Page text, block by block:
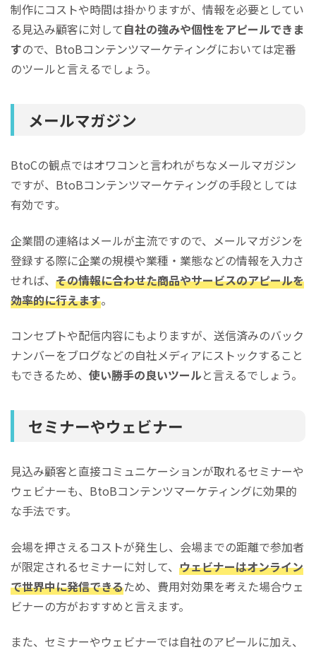
制作にコストや時間は掛かりますが、情報を必要としてい
る見込み顧客に対して自社の強みや個性をアピールできま
すので、BtoBコンテンツマーケティングにおいては定番
のツールと言えるでしょう。
メールマガジン
BtoCの観点ではオワコンと言われがちなメールマガジン
ですが、BtoBコンテンツマーケティングの手段としては
有効です。
企業間の連絡はメールが主流ですので、メールマガジンを
登録する際に企業の規模や業種・業態などの情報を入力さ
せれば、 その情報に合わせた商品やサービスのアピールを
効率的に行えます。
コンセプトや配信内容にもよりますが、送信済みのバック
ナンバーをブログなどの自社メディアにストックすること
もできるため、 使い勝手の良いツールと言えるでしょう。
セミナーやウェビナー
見込み顧客と直接コミュニケーションが取れるセミナーや
ウェビナーも、BtoBコンテンツマーケティングに効果的
な手法です。
会場を押さえるコストが発生し、会場までの距離で参加者
が限定されるセミナーに対して、 ウェビナーはオンライン
で世界中に発信できるため、費用対効果を考えた場合ウェ
ビナーの方がおすすめと言えます。
また、セミナーやウェビナーでは自社のアピールに加え、